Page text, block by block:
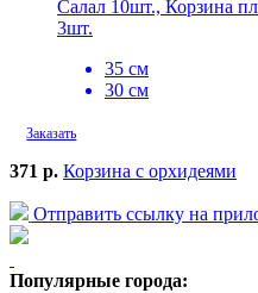
Салал 10шт., Корзина
3шт.
35 см
30 см
Заказать
371 р. Корзина с орхидеями
Отправить ссылку на
Популярные города: